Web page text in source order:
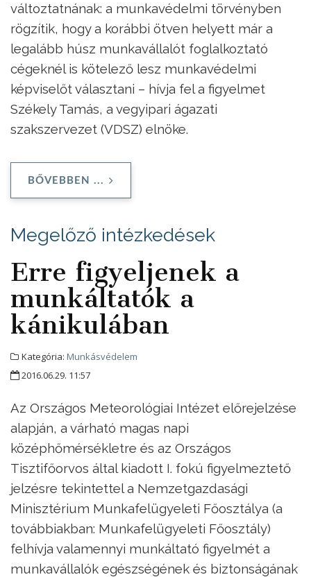
változtatnának: a munkavédelmi törvényben
rögzítik, hogy a korábbi ötven helyett már a
legalább húsz munkavállalót foglalkoztató
cégeknél is kötelező lesz munkavédelmi
képviselőt választani – hívja fel a figyelmet
Székely Tamás, a vegyipari ágazati
szakszervezet (VDSZ) elnöke.
BŐVEBBEN ...
Megelőző intézkedések
Erre figyeljenek a
munkáltatók a
kánikulában
Kategória: Munkásvédelem
2016.06.29. 11:57
Az Országos Meteorológiai Intézet előrejelzése
alapján, a várható magas napi
középhőmérsékletre és az Országos
Tisztifőorvos által kiadott I. fokú figyelmeztető
jelzésre tekintettel a Nemzetgazdasági
Minisztérium Munkafelügyeleti Főosztálya (a
továbbiakban: Munkafelügyeleti Főosztály)
felhívja valamennyi munkáltató figyelmét a
munkavállalók egészségének és biztonságának